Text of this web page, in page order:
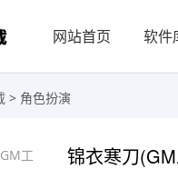
网站首页 软件
> 角色扮演
锦衣寒刀